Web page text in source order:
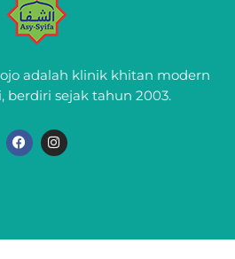
adalah klinik khitan modern
berdiri sejak tahun 2003.
F
a
c
I
n
s
m